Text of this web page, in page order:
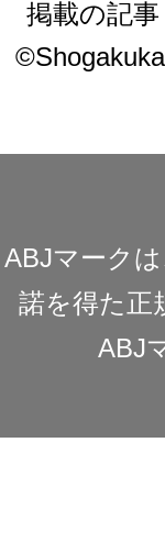
掲載の記
ABJマーク
諾を得た正
ABJ